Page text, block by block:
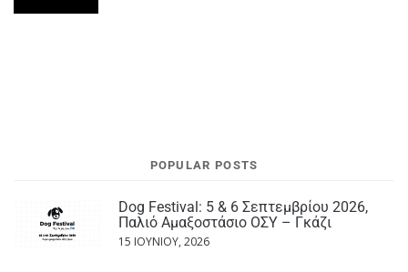
POPULAR POSTS
Dog Festival: 5 & 6 Σεπτεμβρίου 2026,
Παλιό Αμαξοστάσιο ΟΣΥ – Γκάζι
15 ΙΟΥΝΊΟΥ, 2026